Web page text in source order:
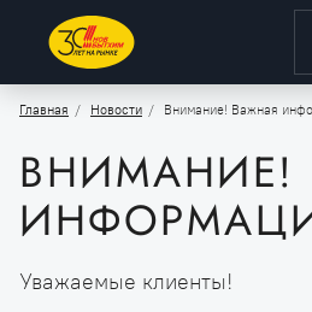
Главная Новости Внимание! Важная
ВНИМАНИЕ!
Уважаемые клиенты!